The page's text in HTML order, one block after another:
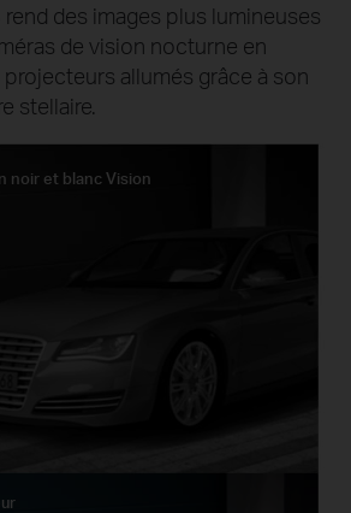
rend des images plus lumineuses
de vision nocturne en
allumés grâce à son
stellaire.
noir et blanc Vision